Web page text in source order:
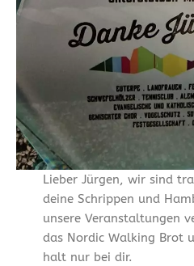
Lieber Jürgen, wir sind
deine Schrippen und
unsere Veranstaltungen
das Nordic Walking Brot
halt nur bei dir.